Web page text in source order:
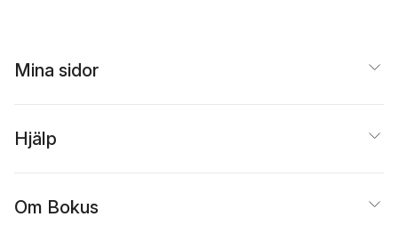
Mina sidor
Hjälp
Om Bokus